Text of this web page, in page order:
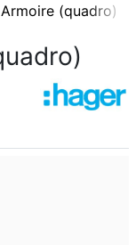
Armoire (quadro)